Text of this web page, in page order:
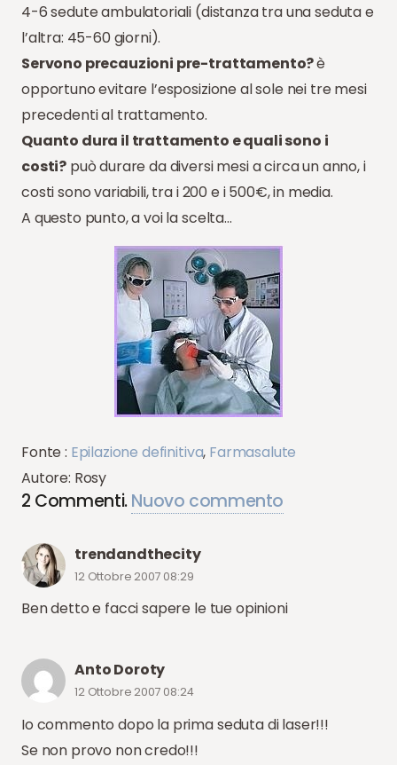
4-6 sedute ambulatoriali (distanza tra una seduta e
l’altra: 45-60 giorni).
Servono precauzioni pre-trattamento?è
opportuno evitare l’esposizione al sole nei tre mesi
precedenti al trattamento.
Quanto dura il trattamento e quali sono i
costi? può durare da diversi mesi a circa un anno, i
costi sono variabili, tra i 200 e i 500€, in media.
A questo punto, a voi la scelta…
Fonte : Epilazione definitiva, Farmasalute
Autore: Rosy
2 Commenti.Nuovo commento
trendandthecity
12 Ottobre 2007 08:29
Ben detto e facci sapere le tue opinioni
Anto Doroty
12 Ottobre 2007 08:24
Io commento dopo la prima seduta di laser!!!
Se non provo non credo!!!